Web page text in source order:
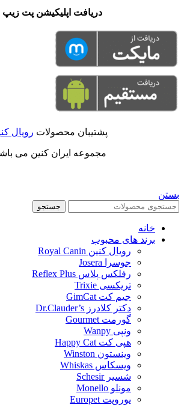
دریافت اپلیکیشن پت زیپ
پشتیبان محصولات رویال
مجموعه ایران کنین می
بستن
جستجو
خانه
برند های محبوب
رویال کنین Royal Canin
جوسرا Josera
رفلکس پلاس Reflex Plus
تریکسی Trixie
جیم کت GimCat
دکتر کلادرز Dr.Clauder’s
گورمت Gourmet
ونپی Wanpy
هپی کت Happy Cat
وینستون Winston
ویسکاس Whiskas
شسیر Schesir
مونلو Monello
یوروپت Europet